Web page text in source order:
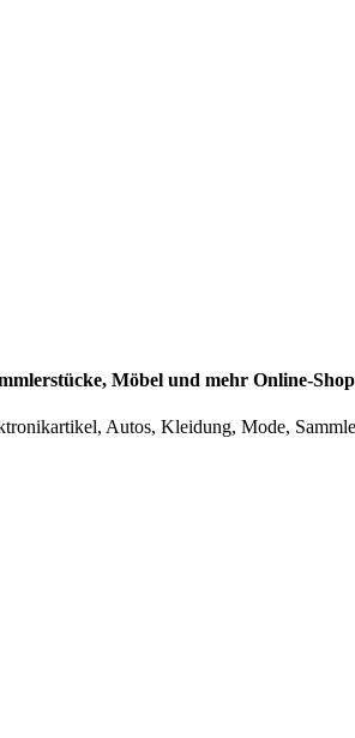
Möbel und mehr Online-
Autos, Kleidung, Mode,